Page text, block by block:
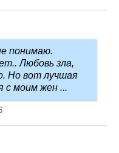
понимаю.
Любовь зла,
Но вот лучшая
с моим жен ...